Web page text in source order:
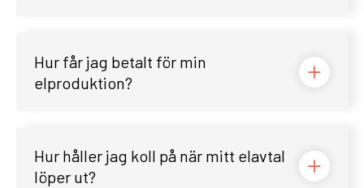
Hur får jag betalt för min
elproduktion?
Hur håller jag koll på när mitt elavtal
löper ut?